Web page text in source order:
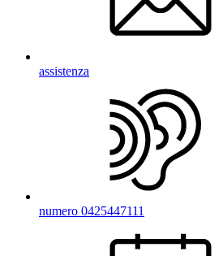
assistenza
numero 0425447111